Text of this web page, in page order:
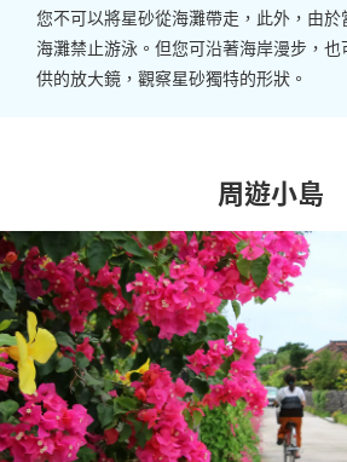
您不可以將星砂從海灘帶走，此外，由
海灘禁止游泳。但您可沿著海岸漫步，
供的放大鏡，觀察星砂獨特的形狀。
周遊小島